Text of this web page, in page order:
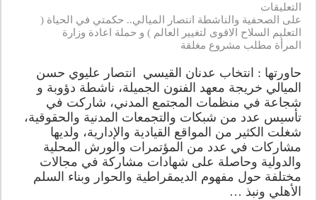
التعليقات
على الصحفية والناشطة انتصار الميالي.. حكمتي في الحياة (
التعليم السلاح الاقوى لتغيير العالم ) و حملة اعادة وزارة
المرأة مطلب مشروع مغلقة
حاورتها : انتخاب عدنان القيسي انتصار عليوي حسن
الميالي خريجة معهد الفنون الجميلة، ناشطة دؤوبة و
شجاعة في منظمات المجتمع المدني، شاركت في
تأسيس عدد من شبكات والتجمعات المدنية والحقوقية،
شغلت الكثير من المواقع القيادية والإدارية، ولديها
مشاركات في عدد من المؤتمرات والورش المحلية
والدولية وحاصلة على شهادات مشاركة في مجالات
مختلفة حول مفهوم الديمقراطية والحوار وبناء السلم
الأهلي ونبذ …